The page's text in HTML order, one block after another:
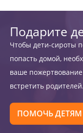
Подарите
Чтобы дети-сироты
попасть домой,
ваше пожертвование
встретить родителей.
ПОМОЧЬ ДЕТЯМ